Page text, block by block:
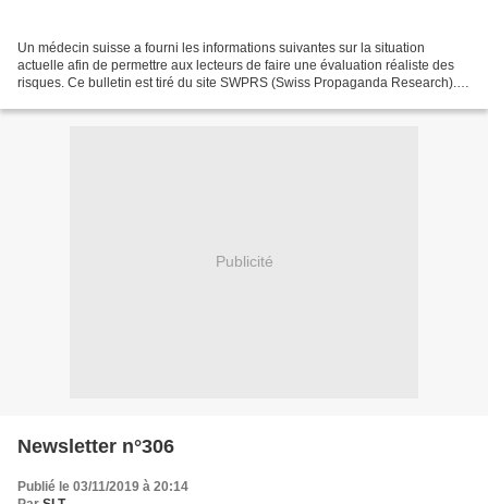
Un médecin suisse a fourni les informations suivantes sur la situation
actuelle afin de permettre aux lecteurs de faire une évaluation réaliste des
risques. Ce bulletin est tiré du site SWPRS (Swiss Propaganda Research).
Publicité
Newsletter n°306
Publié le 03/11/2019 à 20:14